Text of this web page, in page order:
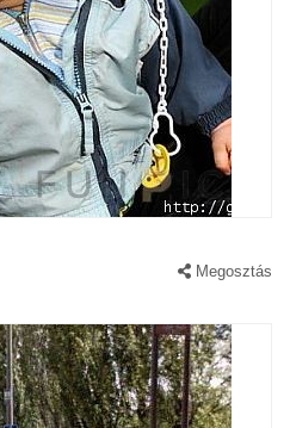
Megosztás